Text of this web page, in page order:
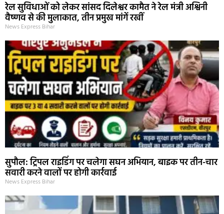
रेल सुविधाओं को लेकर सांसद दिलेश्वर कामैत ने रेल मंत्री अश्विनी
वैष्णव से की मुलाकात, तीन प्रमुख मांगें रखीं
News Express Bihar
सुपौल: ट्रिपल राइडिंग पर चलेगा सघन अभियान, बाइक पर तीन-चार
सवारी करने वालों पर होगी कार्रवाई
News Express Bihar